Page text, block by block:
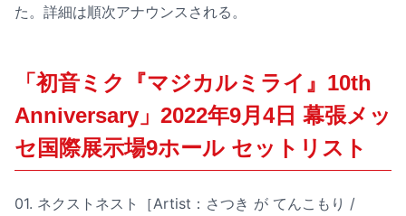
た。詳細は順次アナウンスされる。
「初音ミク『マジカルミライ』10th
Anniversary」2022年9月4日 幕張メッ
セ国際展示場9ホール セットリスト
01. ネクストネスト［Artist：さつき が てんこもり /